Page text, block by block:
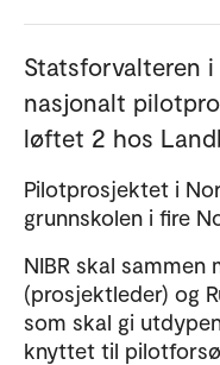
Statsforvalteren
nasjonalt
løftet 2 hos
Pilotprosjektet i
grunnskolen i fire
NIBR skal
(prosjektleder) og
som skal gi
knyttet til